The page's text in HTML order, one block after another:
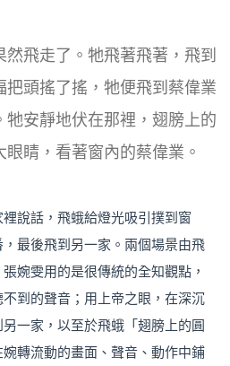
飛走了。牠飛著飛著，飛到
把頭搖了搖，牠便飛到蔡偉業
牠安靜地伏在那裡，翅膀上的
睛，看著窗內的蔡偉業。
說話，飛蛾給燈光吸引撲到窗
最後飛到另一家。兩個場景由飛
婉雯用的是很傳統的全知觀點，
到的聲音；用上帝之眼，在深沉
一家，以至於飛蛾「翅膀上的圓
轉流動的畫面、聲音、動作中鋪